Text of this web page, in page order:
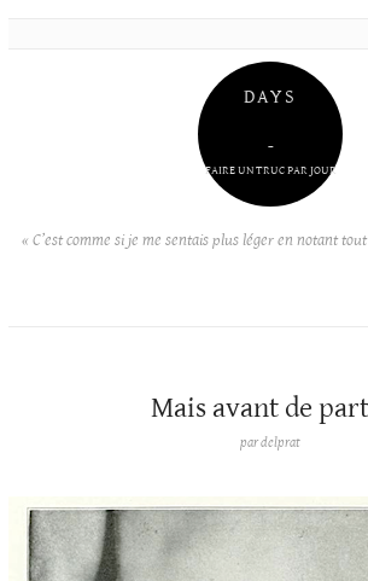
DAYS
–
FAIRE UN TRUC PAR JOUR
« C’est comme si je me sentais plus léger en notant
Mais avant de
pardelprat